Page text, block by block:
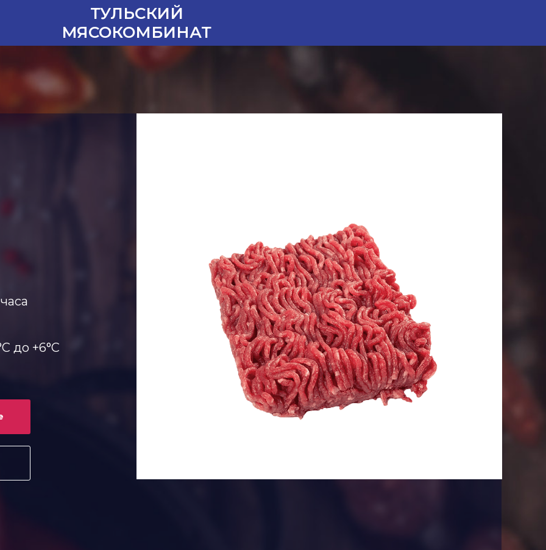
ТУЛЬСКИЙ
МЯСОКОМБИНАТ
до +6°С